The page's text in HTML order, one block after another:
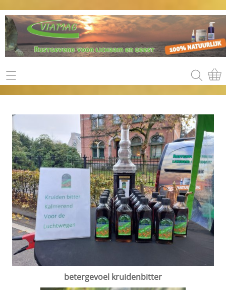
welkom
betaal mogelijkheden
E cursus
Openbare markten
betergevoel kruidenbitter